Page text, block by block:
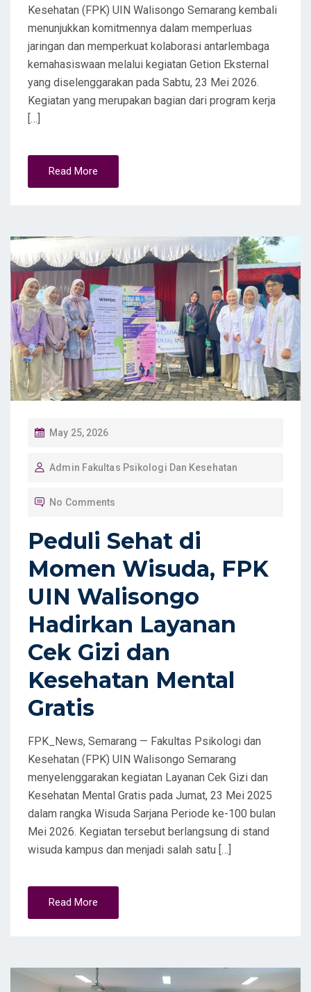
Kesehatan (FPK) UIN Walisongo Semarang kembali
menunjukkan komitmennya dalam memperluas
jaringan dan memperkuat kolaborasi antarlembaga
kemahasiswaan melalui kegiatan Getion Eksternal
yang diselenggarakan pada Sabtu, 23 Mei 2026.
Kegiatan yang merupakan bagian dari program kerja
[…]
Read More
P
S
O
N
May 25, 2026
Admin Fakultas Psikologi Dan Kesehatan
No Comments
Peduli Sehat di
Momen Wisuda, FPK
UIN Walisongo
Hadirkan Layanan
Cek Gizi dan
Kesehatan Mental
Gratis
FPK_News, Semarang — Fakultas Psikologi dan
Kesehatan (FPK) UIN Walisongo Semarang
menyelenggarakan kegiatan Layanan Cek Gizi dan
Kesehatan Mental Gratis pada Jumat, 23 Mei 2025
dalam rangka Wisuda Sarjana Periode ke-100 bulan
Mei 2026. Kegiatan tersebut berlangsung di stand
wisuda kampus dan menjadi salah satu […]
Read More